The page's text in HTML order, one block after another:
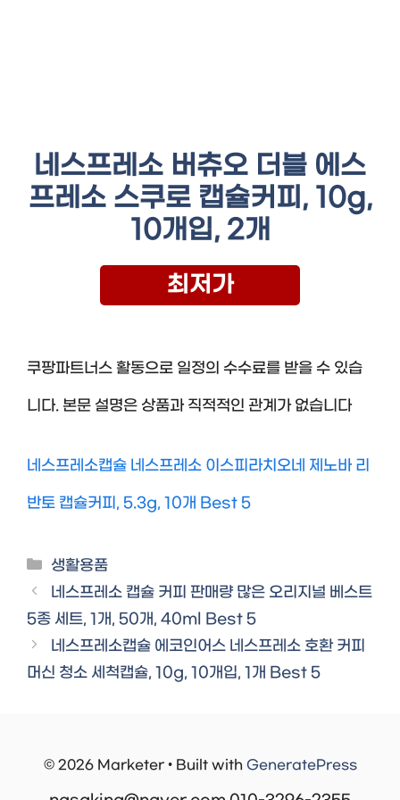
네스프레소 버츄오 더블 에스
프레소 스쿠로 캡슐커피, 10g,
10개입, 2개
최저가
쿠팡파트너스 활동으로 일정의 수수료를 받을 수 있습
니다. 본문 설명은 상품과 직적적인 관계가 없습니다
네스프레소캡슐 네스프레소 이스피라치오네 제노바 리
반토 캡슐커피, 5.3g, 10개 Best 5
Categories
생활용품
네스프레소 캡슐 커피 판매량 많은 오리지널 베스트
5종 세트, 1개, 50개, 40ml Best 5
네스프레소캡슐 에코인어스 네스프레소 호환 커피
머신 청소 세척캡슐, 10g, 10개입, 1개 Best 5
© 2026 Marketer • Built with GeneratePress